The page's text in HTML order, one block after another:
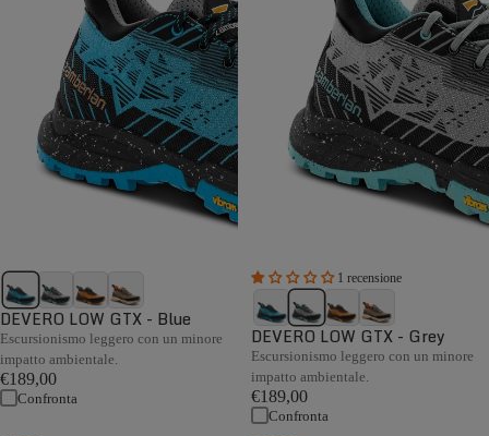
DEVERO LOW GTX - Blue
Escursionismo leggero con un minore
impatto ambientale.
€189,00
Confronta
1 recensione
DEVERO LOW GTX - Grey
Escursionismo leggero con un minore
impatto ambientale.
€189,00
Confronta